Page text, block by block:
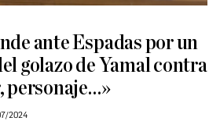
ante Espadas por un
golazo de Yamal contra
personaje…»
2024